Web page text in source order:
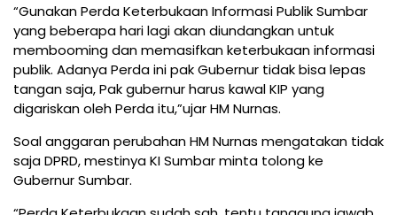
“Gunakan Perda Keterbukaan Informasi Publik Sumbar
yang beberapa hari lagi akan diundangkan untuk
membooming dan memasifkan keterbukaan informasi
publik. Adanya Perda ini pak Gubernur tidak bisa lepas
tangan saja, Pak gubernur harus kawal KIP yang
digariskan oleh Perda itu,”ujar HM Nurnas.
Soal anggaran perubahan HM Nurnas mengatakan tidak
saja DPRD, mestinya KI Sumbar minta tolong ke
Gubernur Sumbar.